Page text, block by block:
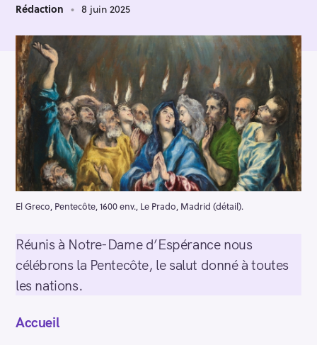
Rédaction 8 juin 2025
El Greco, Pentecôte, 1600 env., Le Prado, Madrid (détail).
Réunis à Notre-Dame d’Espérance nous
célébrons la Pentecôte, le salut donné à toutes
les nations.
Accueil